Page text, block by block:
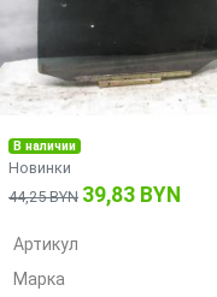
В наличии
Новинки
44,25 BYN 39,83 BYN
Артикул
Марка